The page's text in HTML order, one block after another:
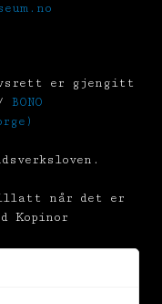
er gjengitt
BONO
når det er
Kopinor